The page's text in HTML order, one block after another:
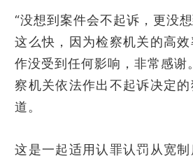
“没想到案件会不起诉，更没
这么快，因为检察机关的高
作没受到任何影响，非常感谢
察机关依法作出不起诉决定
道。
这是一起适用认罪认罚从宽制